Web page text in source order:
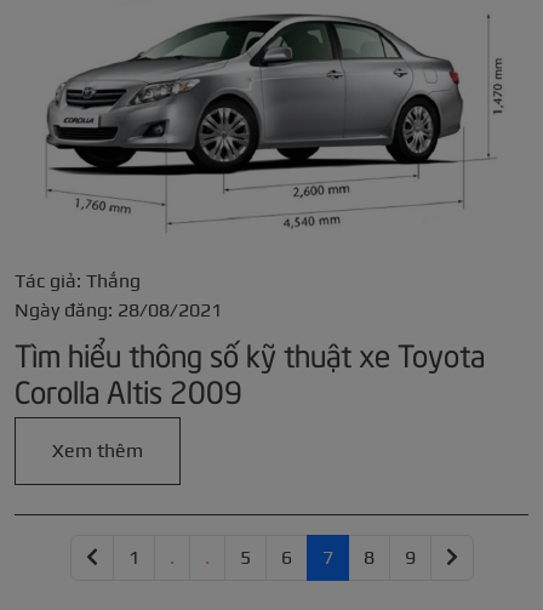
Tác giả: Thắng
Ngày đăng: 28/08/2021
Tìm hiểu thông số kỹ thuật xe Toyota
Corolla Altis 2009
Xem thêm
1 . . 5 6 7 8 9